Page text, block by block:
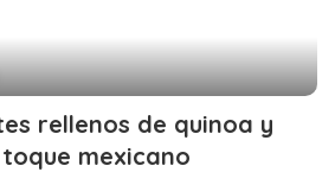
rellenos de quinoa y
mexicano